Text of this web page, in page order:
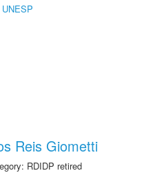
Reis Giometti
RDIDP retired